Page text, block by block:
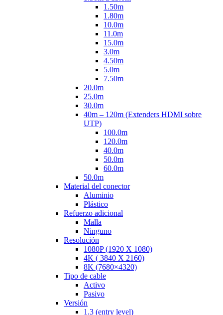
1.50m
1.80m
10.0m
11.0m
15.0m
3.0m
4.50m
5.0m
7.50m
20.0m
25.0m
30.0m
40m – 120m (Extenders HDMI sobre
UTP)
100.0m
120.0m
40.0m
50.0m
60.0m
50.0m
Material del conector
Aluminio
Plástico
Refuerzo adicional
Malla
Ninguno
Resolución
1080P (1920 X 1080)
4K ( 3840 X 2160)
8K (7680×4320)
Tipo de cable
Activo
Pasivo
Versión
1.3 (entry level)